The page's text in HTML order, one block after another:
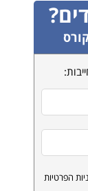
הפרטיות